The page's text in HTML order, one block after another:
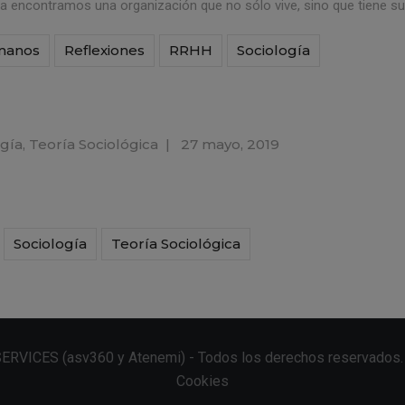
encontramos una organización que no sólo vive, sino que tiene
Reflexiones RRHH Sociología
, Teoría Sociológica | 27 mayo, 2019
Sociología Teoría Sociológica
(asv360 y Atenemi) - Todos los derechos
Cookies